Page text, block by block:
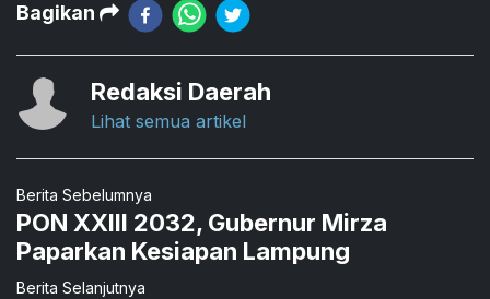
Bagikan
Redaksi Daerah
Lihat semua artikel
Berita Sebelumnya
PON XXIII 2032, Gubernur Mirza
Paparkan Kesiapan Lampung
Berita Selanjutnya